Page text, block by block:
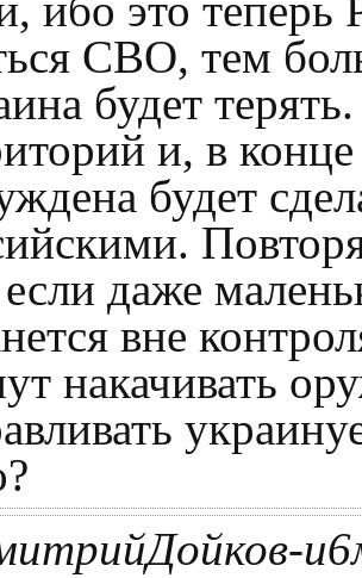
ибо это теперь
СВО, тем
будет
и, в
будет
даже
вне
накачивать